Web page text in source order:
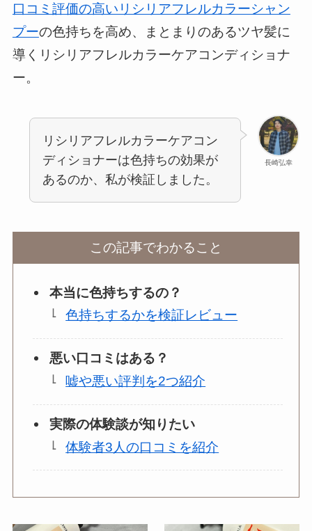
口コミ評価の高いリシリアフレルカラーシャン
プーの色持ちを高め、まとまりのあるツヤ髪に
導くリシリアフレルカラーケアコンディショナ
ー。
長崎弘幸
リシリアフレルカラーケアコン
ディショナーは色持ちの効果が
あるのか、私が検証しました。
この記事でわかること
本当に色持ちするの？
色持ちするかを検証レビュー
悪い口コミはある？
嘘や悪い評判を2つ紹介
実際の体験談が知りたい
体験者3人の口コミを紹介